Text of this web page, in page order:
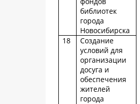
библиотек
города
Новосибирска
18
Создание
условий для
организации
досуга и
обеспечения
жителей
города